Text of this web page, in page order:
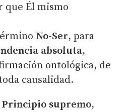
que Él mismo
No-Ser, para
absoluta,
ontológica, de
causalidad.
Principio supremo,